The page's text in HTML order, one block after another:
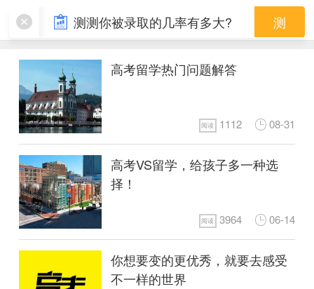
高考成绩
高考留学热门问题解答
阅读 1112 08-31
高考VS留学，给孩子多一种选
择！
阅读 3964 06-14
你想要变的更优秀，就要去感受
不一样的世界
测测你被录取的几率有多大? 测